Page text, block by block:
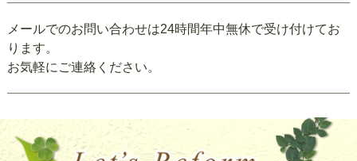
メールでのお問い合わせは24時間年中無休で受け付けてお
ります。
お気軽にご連絡ください。